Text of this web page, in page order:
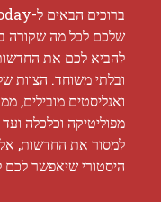
להביא לכם את החדשות
ובלתי משוחד. הצוות
ואנליסטים מובילים,
מפוליטיקה וכלכלה
למסור את החדשות,
היסטורי שיאפשר לכם